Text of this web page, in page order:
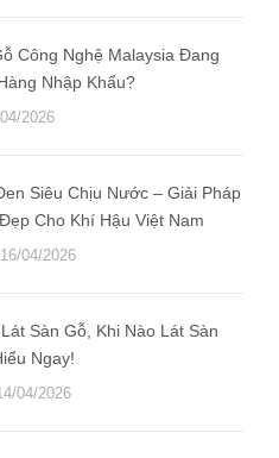
Công Nghệ Malaysia Đang
Nhập Khẩu?
2026
Siêu Chịu Nước – Giải Pháp
Cho Khí Hậu Việt Nam
04/2026
Sàn Gỗ, Khi Nào Lát Sàn
Ngay!
04/2026